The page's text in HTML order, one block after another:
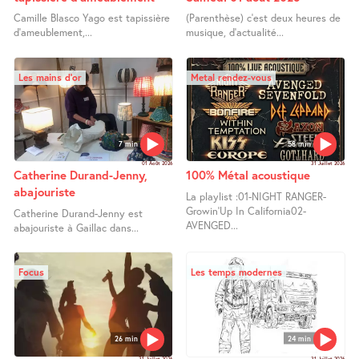
Camille Blasco Yago est tapissière
d’ameublement,...
(Parenthèse) c’est deux heures de
musique, d’actualité...
7 min
Les mains d’or
01 Août 2026
Catherine Durand-Jenny,
abajouriste
Catherine Durand-Jenny est
abajouriste à Gaillac dans...
58 min
Metal rendez-vous
31 Juillet 2026
100% Métal acoustique
La playlist :01-NIGHT RANGER-
Growin’Up In California02-
AVENGED...
26 min
Focus
24 min
Les temps modernes